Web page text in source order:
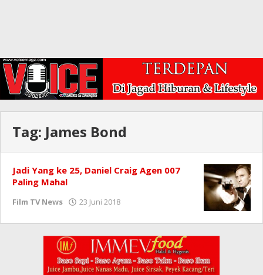
Tag: James Bond
Jadi Yang ke 25, Daniel Craig Agen 007
Paling Mahal
Film TV News 23 Juni 2018